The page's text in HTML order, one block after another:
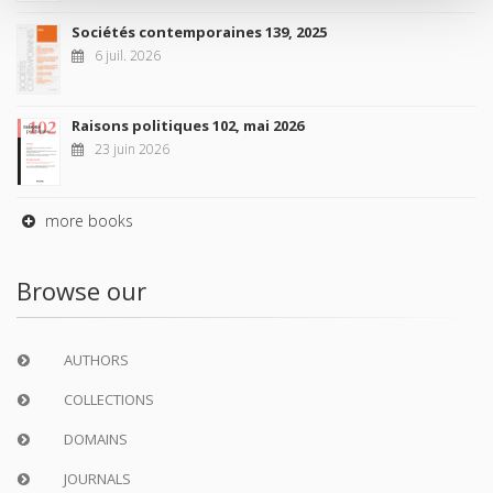
Sociétés contemporaines 139, 2025
6 juil. 2026
Raisons politiques 102, mai 2026
23 juin 2026
more books
Browse our
AUTHORS
COLLECTIONS
DOMAINS
JOURNALS